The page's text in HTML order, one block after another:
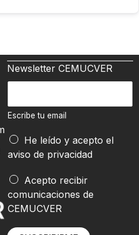
Newsletter CEMUCVER
E
c
b
c
i
b
e
u
e
m
Escribe tu email
He leído y acepto el
aviso de privacidad
Acepto recibir
comunicaciones de
CEMUCVER